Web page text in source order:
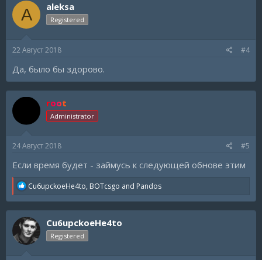
A aleksa
Registered
22 Август 2018 #4
Да, было бы здорово.
root
Administrator
24 Август 2018 #5
Если время будет - займусь к следующей обнове этим
R
a
c
t
i
o
Cu6upckoeHe4to, BOTcsgo and Pandos
Cu6upckoeHe4to
Registered